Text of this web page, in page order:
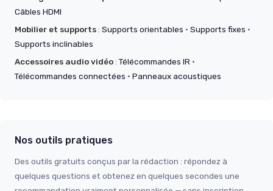
Câbles HDMI
Mobilier et supports: Supports orientables · Supports fixes ·
Supports inclinables
Accessoires audio vidéo:Télécommandes IR ·
Télécommandes connectées · Panneaux acoustiques
Nos outils pratiques
Des outils gratuits conçus par la rédaction : répondez à
quelques questions et obtenez en quelques secondes une